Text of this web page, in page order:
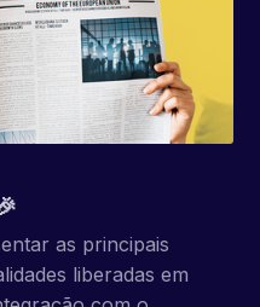
as principais
liberadas em